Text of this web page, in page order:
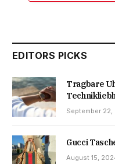
EDITORS PICKS
Tragbare
September 22,
Gucci
August 15,